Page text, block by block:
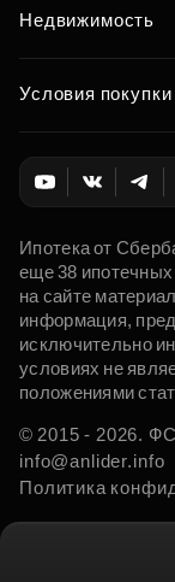
Недвижимость
Условия покупки
Ипотека от
еще 38
на сайте
информация,
исключительно
условиях не
положениями
© 2015 - 2026.
info@anlider.info
Политика